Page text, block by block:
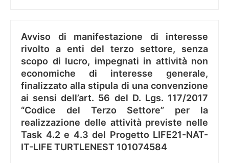
Avviso di manifestazione di interesse
rivolto a enti del terzo settore, senza
scopo di lucro, impegnati in attività non
economiche di interesse generale,
finalizzato alla stipula di una convenzione
ai sensi dell’art. 56 del D. Lgs. 117/2017
“Codice del Terzo Settore” per la
realizzazione delle attività previste nelle
Task 4.2 e 4.3 del Progetto LIFE21-NAT-
IT-LIFE TURTLENEST 101074584